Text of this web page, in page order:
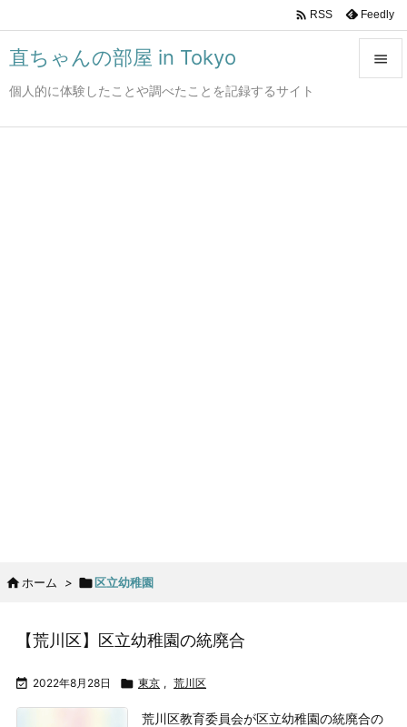
直ちゃんの部屋 in Tokyo
個人的に体験したことや調べたことを記録するサイト

 RSS Feedly
 ホーム > 区立幼稚園
【荒川区】区立幼稚園の統廃合
 2022年8月28日  東京 , 荒川区
荒川区教育委員会が区立幼稚園の統廃合の